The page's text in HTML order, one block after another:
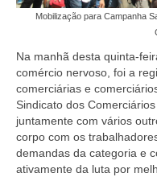
Cadastro de
Homologações
Jurídico
Declarações
Saúde
Mobilização para Campanha
Na manhã desta quinta-
comércio nervoso, foi a
comerciárias e
Sindicato dos
juntamente com vários
corpo com os
demandas da categoria e
ativamente da luta por